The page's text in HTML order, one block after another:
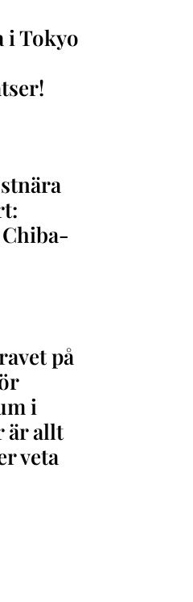
i Tokyo
på
i
är allt
veta